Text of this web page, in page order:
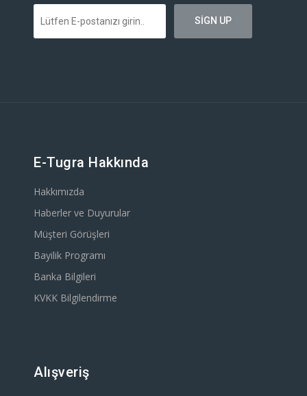
E-Tugra Hakkında
Hakkımızda
Haberler ve Duyurular
Müşteri Görüşleri
Bayilik Programı
Banka Bilgileri
KVKK Bilgilendirme
Alışveriş